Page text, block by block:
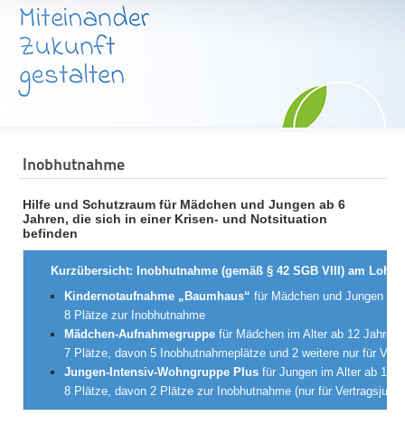
Inobhutnahme
Hilfe und Schutzraum für Mädchen und Jungen ab 6
Jahren, die sich in einer Krisen- und Notsituation
befinden
Kurzübersicht: Inobhutnahme (gemäß § 42 SGB VIII) am Loher
Kindernotaufnahme „Baumhaus“ für Mädchen und Jungen
8 Plätze zur Inobhutnahme
Mädchen-Aufnahmegruppe für Mädchen im Alter ab 12
7 Plätze, davon 5 Inobhutnahmeplätze und 2 weitere nur für
Jungen-Intensiv-Wohngruppe Plus für Jungen im Alter ab 12
8 Plätze, davon 2 Plätze zur Inobhutnahme (nur für